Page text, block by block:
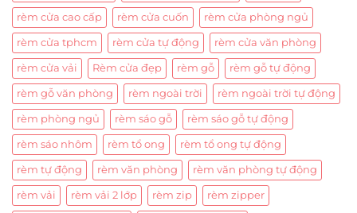
rèm cửa cao cấp rèm cửa cuốn rèm cửa phòng ngủ
rèm cửa tphcm rèm cửa tự động rèm cửa văn phòng
rèm cửa vải Rèm cửa đẹp rèm gỗ rèm gỗ tự động
rèm gỗ văn phòng rèm ngoài trời rèm ngoài trời tự động
rèm phòng ngủ rèm sáo gỗ rèm sáo gỗ tự động
rèm sáo nhôm rèm tổ ong rèm tổ ong tự động
rèm tự động rèm văn phòng rèm văn phòng tự động
rèm vải rèm vải 2 lớp rèm zip rèm zipper